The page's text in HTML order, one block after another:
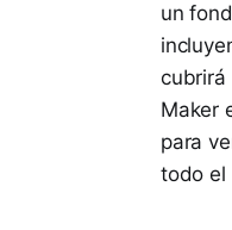
un
cubrirá
Maker
para
todo el